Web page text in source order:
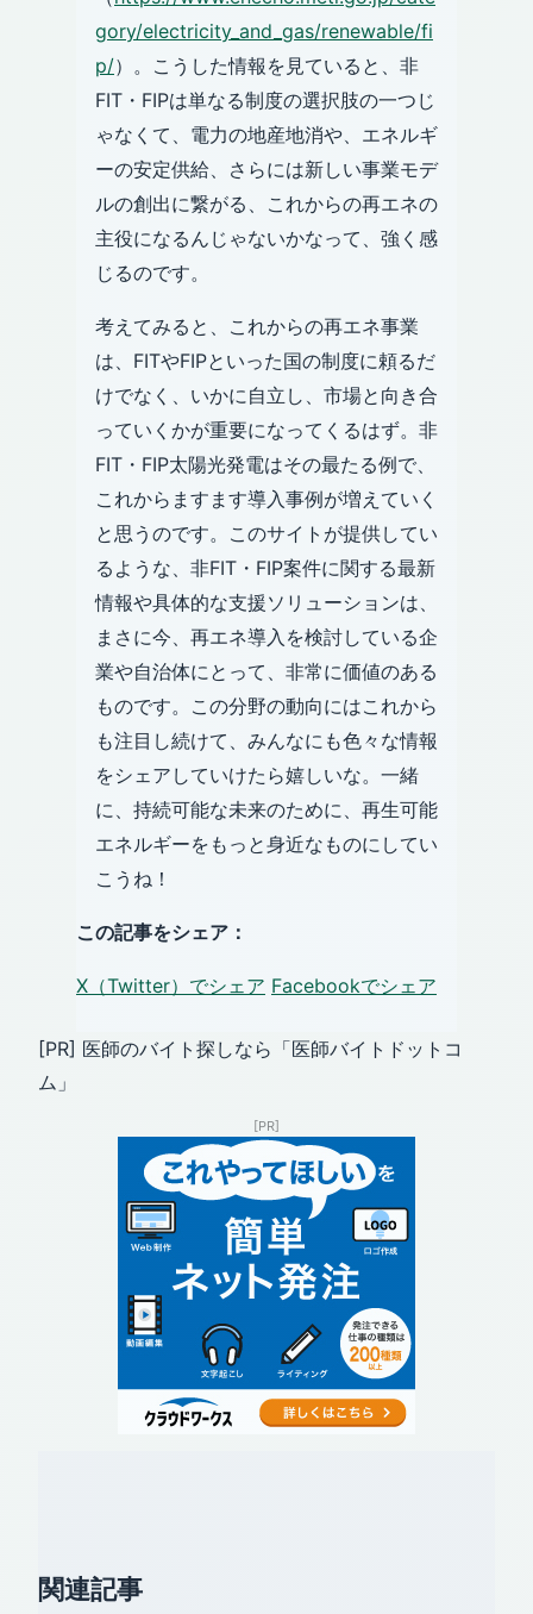
gory/electricity_and_gas/renewable/fi
p/）。こうした情報を見ていると、非
FIT・FIPは単なる制度の選択肢の一つじ
ゃなくて、電力の地産地消や、エネルギ
ーの安定供給、さらには新しい事業モデ
ルの創出に繋がる、これからの再エネの
主役になるんじゃないかなって、強く感
じるのです。
考えてみると、これからの再エネ事業
は、FITやFIPといった国の制度に頼るだ
けでなく、いかに自立し、市場と向き合
っていくかが重要になってくるはず。非
FIT・FIP太陽光発電はその最たる例で、
これからますます導入事例が増えていく
と思うのです。このサイトが提供してい
るような、非FIT・FIP案件に関する最新
情報や具体的な支援ソリューションは、
まさに今、再エネ導入を検討している企
業や自治体にとって、非常に価値のある
ものです。この分野の動向にはこれから
も注目し続けて、みんなにも色々な情報
をシェアしていけたら嬉しいな。一緒
に、持続可能な未来のために、再生可能
エネルギーをもっと身近なものにしてい
こうね！
この記事をシェア：
X（Twitter）でシェア Facebookでシェア
[PR] 医師のバイト探しなら「医師バイトドットコ
ム」
[PR]
関連記事